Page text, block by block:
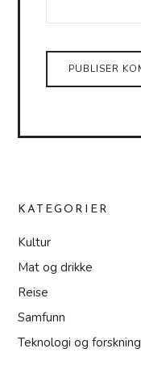
KATEGORIER
Kultur
Mat og drikke
Reise
Samfunn
Teknologi og forskning